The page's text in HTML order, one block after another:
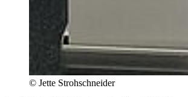
© Jette Strohschneider